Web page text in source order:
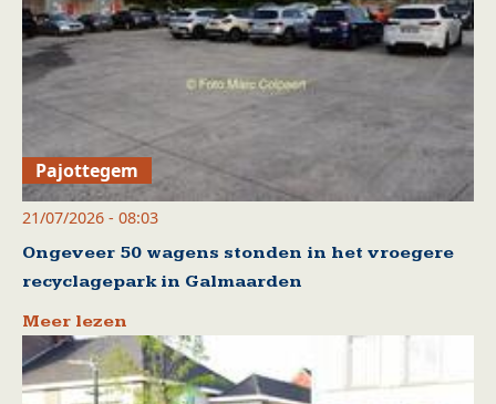
Pajottegem
21/07/2026 - 08:03
Ongeveer 50 wagens stonden in het vroegere
recyclagepark in Galmaarden
Meer lezen